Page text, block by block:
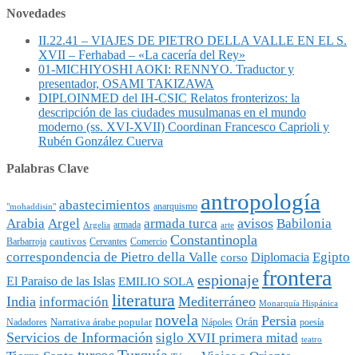
Novedades
II.22.41 – VIAJES DE PIETRO DELLA VALLE EN EL S.
XVII – Ferhabad – «La cacería del Rey»
01-MICHIYOSHI AOKI: RENNYO. Traductor y
presentador, OSAMI TAKIZAWA
DIPLOINMED del IH-CSIC Relatos fronterizos: la
descripción de las ciudades musulmanas en el mundo
moderno (ss. XVI-XVII) Coordinan Francesco Caprioli y
Rubén González Cuerva
Palabras Clave
"mohaddisin" abastecimientos anarquismo antropología
Arabia Argel Argelia armada armada turca arte avisos Babilonia
Barbarroja cautivos Cervantes Comercio Constantinopla
correspondencia de Pietro della Valle corso Diplomacia Egipto
El Paraiso de las Islas EMILIO SOLA espionaje frontera
India información literatura Mediterráneo Monarquía Hispánica
Nadadores Narrativa árabe popular novela Nápoles Orán Persia poesía
Servicios de Información siglo XVII primera mitad teatro